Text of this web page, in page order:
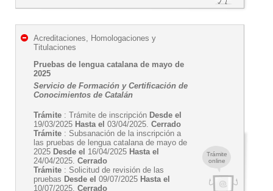
Trámite
online
Acreditaciones, Homologaciones y
Titulaciones
Pruebas de lengua catalana de mayo de
2025
Servicio de Formación y Certificación de
Conocimientos de Catalán
Trámite : Trámite de inscripción Desde el
19/03/2025 Hasta el 03/04/2025. Cerrado
Trámite : Subsanación de la inscripción a
las pruebas de lengua catalana de mayo de
2025 Desde el 16/04/2025 Hasta el
24/04/2025. Cerrado
Trámite : Solicitud de revisión de las
pruebas Desde el 09/07/2025 Hasta el
10/07/2025. Cerrado